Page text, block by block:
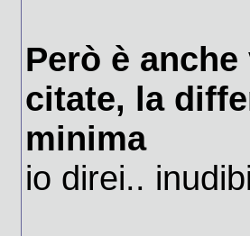
Però è
citate, la
minima
io direi..